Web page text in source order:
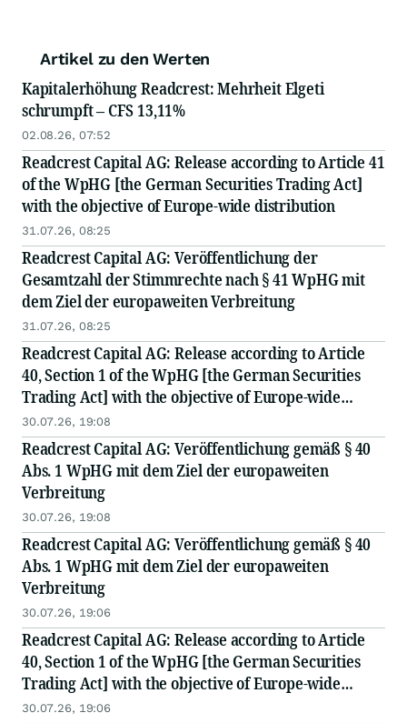
Artikel zu den Werten
Kapitalerhöhung Readcrest: Mehrheit Elgeti
schrumpft – CFS 13,11%
02.08.26, 07:52
Readcrest Capital AG: Release according to Article 41
of the WpHG [the German Securities Trading Act]
with the objective of Europe-wide distribution
31.07.26, 08:25
Readcrest Capital AG: Veröffentlichung der
Gesamtzahl der Stimmrechte nach § 41 WpHG mit
dem Ziel der europaweiten Verbreitung
31.07.26, 08:25
Readcrest Capital AG: Release according to Article
40, Section 1 of the WpHG [the German Securities
Trading Act] with the objective of Europe-wide
distribution
30.07.26, 19:08
Readcrest Capital AG: Veröffentlichung gemäß § 40
Abs. 1 WpHG mit dem Ziel der europaweiten
Verbreitung
30.07.26, 19:08
Readcrest Capital AG: Veröffentlichung gemäß § 40
Abs. 1 WpHG mit dem Ziel der europaweiten
Verbreitung
30.07.26, 19:06
Readcrest Capital AG: Release according to Article
40, Section 1 of the WpHG [the German Securities
Trading Act] with the objective of Europe-wide
distribution
30.07.26, 19:06